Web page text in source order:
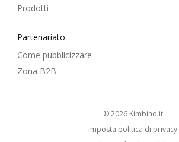
Prodotti
Partenariato
Come pubblicizzare
Zona B2B
© 2026 kimbino.it
Imposta politica di privacy